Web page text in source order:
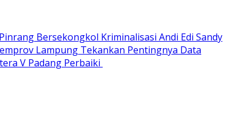
Bersekongkol Kriminalisasi Andi Edi Sandy
Lampung Tekankan Pentingnya Data
V Padang Perbaiki